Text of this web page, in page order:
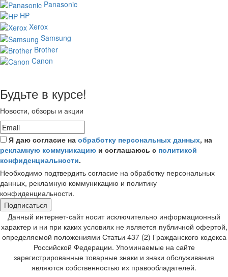
Panasonic
HP
Xerox
Samsung
Brother
Canon
Будьте в курсе!
Новости, обзоры и акции
Я даю согласие на обработку персональных данных, на
рекламную коммуникацию и соглашаюсь с политикой
конфиденциальности.
Необходимо подтвердить согласие на обработку персональных
данных, рекламную коммуникацию и политику
конфиденциальности.
Подписаться
Данный интернет-сайт носит исключительно информационный
характер и ни при каких условиях не является публичной офертой,
определяемой положениями Статьи 437 (2) Гражданского кодекса
Российской Федерации. Упоминаемые на сайте
зарегистрированные товарные знаки и знаки обслуживания
являются собственностью их правообладателей.